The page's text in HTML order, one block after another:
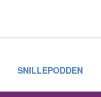
SNILLEPODDEN